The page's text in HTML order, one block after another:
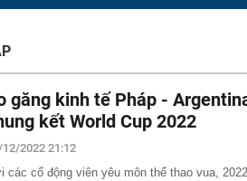
hóa thủ tục hành chính, điều kiện kinh
tới, Trái đất được chứng kiến nhật thực toàn
ngày hóa đêm kỳ vĩ và độc nhất
nữ sinh nhận kết quả trượt sau 1 năm ôn thi
Mẫu xe Nhật đi được 2.000 km không cần
Microsoft đều đặt cược vào AI, nhưng một
Người mua không phải lúc nào cũng dùng
găng kinh tế Pháp -
kết World Cup 2022
12/2022 21:12
các cổ động viên yêu môn thể thao vua,